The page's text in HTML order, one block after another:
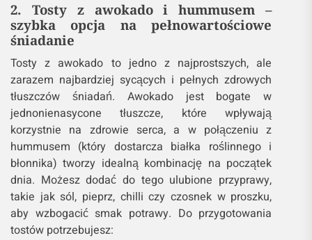
2. Tosty z awokado i hummusem –
szybka opcja na pełnowartościowe
śniadanie
Tosty z awokado to jedno z najprostszych, ale
zarazem najbardziej sycących i pełnych zdrowych
tłuszczów śniadań. Awokado jest bogate w
jednonienasycone tłuszcze, które wpływają
korzystnie na zdrowie serca, a w połączeniu z
hummusem (który dostarcza białka roślinnego i
błonnika) tworzy idealną kombinację na początek
dnia. Możesz dodać do tego ulubione przyprawy,
takie jak sól, pieprz, chilli czy czosnek w proszku,
aby wzbogacić smak potrawy. Do przygotowania
tostów potrzebujesz: